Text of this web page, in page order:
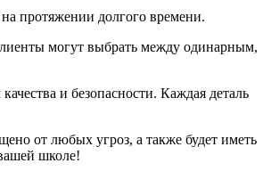
протяжении долгого времени.
могут выбрать между одинарным,
и безопасности. Каждая деталь
от любых угроз, а также будет иметь
школе!